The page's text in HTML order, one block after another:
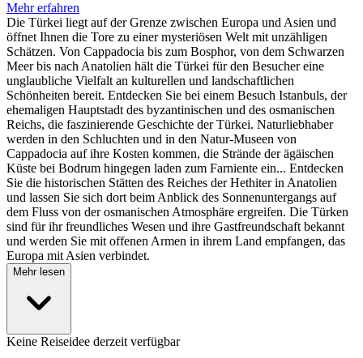
Mehr erfahren
Die Türkei liegt auf der Grenze zwischen Europa und Asien und
öffnet Ihnen die Tore zu einer mysteriösen Welt mit unzähligen
Schätzen. Von Cappadocia bis zum Bosphor, von dem Schwarzen
Meer bis nach Anatolien hält die Türkei für den Besucher eine
unglaubliche Vielfalt an kulturellen und landschaftlichen
Schönheiten bereit. Entdecken Sie bei einem Besuch Istanbuls, der
ehemaligen Hauptstadt des byzantinischen und des osmanischen
Reichs, die faszinierende Geschichte der Türkei. Naturliebhaber
werden in den Schluchten und in den Natur-Museen von
Cappadocia auf ihre Kosten kommen, die Strände der ägäischen
Küste bei Bodrum hingegen laden zum Farniente ein... Entdecken
Sie die historischen Stätten des Reiches der Hethiter in Anatolien
und lassen Sie sich dort beim Anblick des Sonnenuntergangs auf
dem Fluss von der osmanischen Atmosphäre ergreifen. Die Türken
sind für ihr freundliches Wesen und ihre Gastfreundschaft bekannt
und werden Sie mit offenen Armen in ihrem Land empfangen, das
Europa mit Asien verbindet.
Mehr lesen
Keine Reiseidee derzeit verfügbar